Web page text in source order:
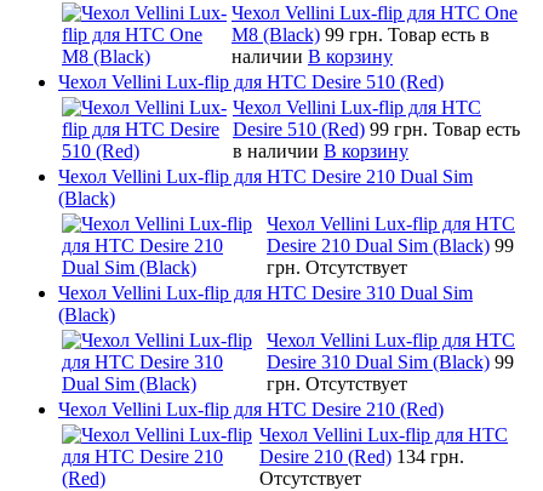
Чехол Vellini Lux-flip для HTC One
M8 (Black) 99 грн. Товар есть в
наличии В корзину
Чехол Vellini Lux-flip для HTC Desire 510 (Red)
Чехол Vellini Lux-flip для HTC
Desire 510 (Red) 99 грн. Товар есть
в наличии В корзину
Чехол Vellini Lux-flip для HTC Desire 210 Dual Sim
(Black)
Чехол Vellini Lux-flip для HTC
Desire 210 Dual Sim (Black) 99
грн. Отсутствует
Чехол Vellini Lux-flip для HTC Desire 310 Dual Sim
(Black)
Чехол Vellini Lux-flip для HTC
Desire 310 Dual Sim (Black) 99
грн. Отсутствует
Чехол Vellini Lux-flip для HTC Desire 210 (Red)
Чехол Vellini Lux-flip для HTC
Desire 210 (Red) 134 грн.
Отсутствует